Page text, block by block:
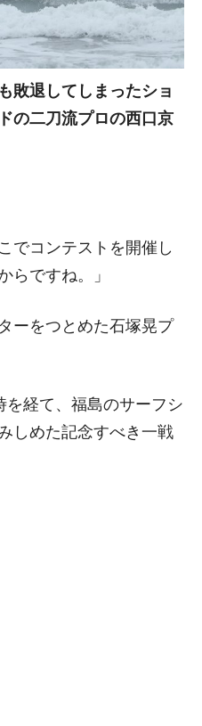
敗退してしまったショ
の二刀流プロの西口京
でコンテストを開催し
らですね。」
ーをつとめた石塚晃プ
経て、福島のサーフシ
しめた記念すべき一戦